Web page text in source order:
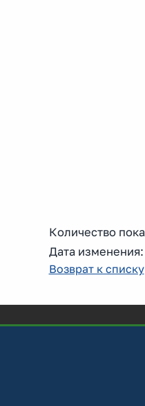
Количество
Дата
Возврат к списку